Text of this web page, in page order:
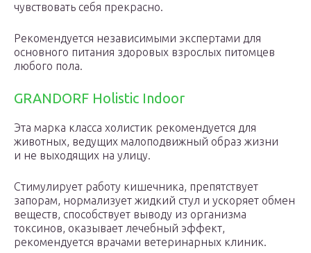
чувствовать себя прекрасно.
Рекомендуется независимыми экспертами для
основного питания здоровых взрослых питомцев
любого пола.
GRANDORF Holistic Indoor
Эта марка класса холистик рекомендуется для
животных, ведущих малоподвижный образ жизни
и не выходящих на улицу.
Стимулирует работу кишечника, препятствует
запорам, нормализует жидкий стул и ускоряет обмен
веществ, способствует выводу из организма
токсинов, оказывает лечебный эффект,
рекомендуется врачами ветеринарных клиник.